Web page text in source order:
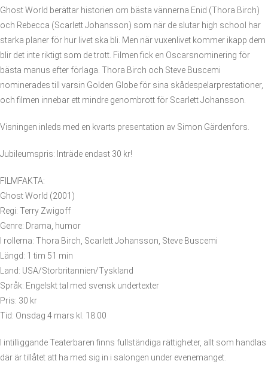
Ghost World berättar historien om bästa vännerna Enid (Thora Birch)
och Rebecca (Scarlett Johansson) som när de slutar high school har
starka planer för hur livet ska bli. Men när vuxenlivet kommer ikapp dem
blir det inte riktigt som de trott. Filmen fick en Oscarsnominering för
bästa manus efter förlaga. Thora Birch och Steve Buscemi
nominerades till varsin Golden Globe för sina skådespelarprestationer,
och filmen innebar ett mindre genombrott för Scarlett Johansson.
Visningen inleds med en kvarts presentation av Simon Gärdenfors.
Jubileumspris: Inträde endast 30 kr!
FILMFAKTA:
Ghost World (2001)
Regi: Terry Zwigoff
Genre: Drama, humor
I rollerna: Thora Birch, Scarlett Johansson, Steve Buscemi
Längd: 1 tim 51 min
Land: USA/Storbritannien/Tyskland
Språk: Engelskt tal med svensk undertexter
Pris: 30 kr
Tid: Onsdag 4 mars kl. 18.00
I intilliggande Teaterbaren finns fullständiga rättigheter, allt som handlas
där är tillåtet att ha med sig in i salongen under evenemanget.